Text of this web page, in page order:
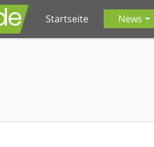
Startseite News